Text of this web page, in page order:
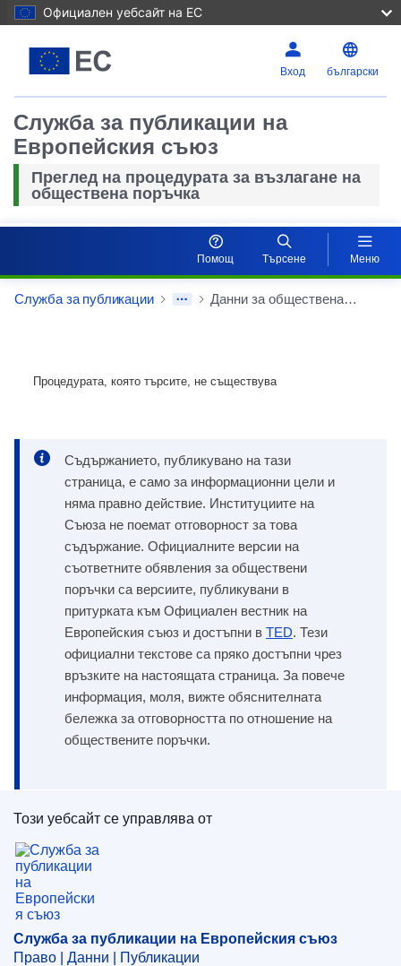
Официален уебсайт на ЕС
Вход български
Служба за публикации на
Европейския съюз
Преглед на процедурата за възлагане на
обществена поръчка
Помощ Търсене Меню
Служба за публикации Данни за обществената поръчка
Процедурата, която търсите, не съществува
Съдържанието, публикувано на тази
страница, е само за информационни цели и
няма правно действие. Институциите на
Съюза не поемат отговорност за това
съдържание. Официалните версии на
съответните обявления за обществени
поръчки са версиите, публикувани в
притурката към Официален вестник на
Европейския съюз и достъпни в TED. Тези
официални текстове са пряко достъпни чрез
връзките на настоящата страница. За повече
информация, моля, вижте обяснителната
бележка за отговорността по отношение на
обществените поръчки.
Служба за публикации на Европейския съюз
Този уебсайт се управлява от
Служба за публикации на Европейския съюз
Право | Данни | Публикации